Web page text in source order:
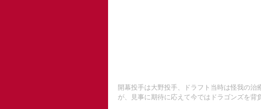
開幕投手は大野投手、ドラフト当時は怪我の
が、見事に期待に応えて今ではドラゴンズを背